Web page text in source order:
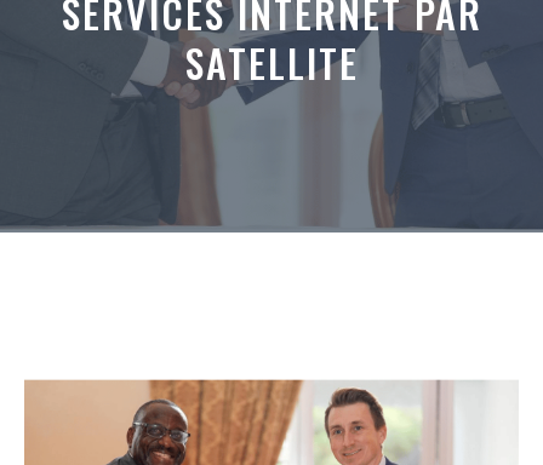
SERVICES INTERNET PAR
SATELLITE